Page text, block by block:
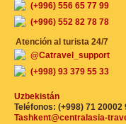
(+996) 556 65 77 99
(+996) 552 82 78 78
Atención al turista 24/7
@Catravel_support
(+998) 93 379 55 33
Uzbekistán
Teléfonos: (+998) 71 20002
Tashkent@centralasia-